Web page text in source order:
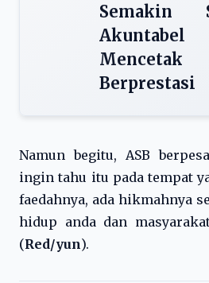
Semakin
Berprestasi
Namun begitu, ASB
ingin tahu itu pada tempat
faedahnya, ada hikmahnya
hidup anda dan
(Red/yun).